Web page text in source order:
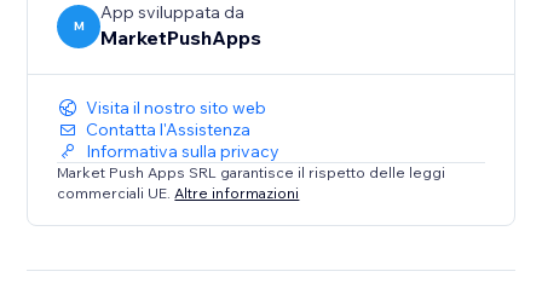
raccomandazioni intelligenti e strategie di bundling
progettate per massimizzare il valore di ogni singola
M
App sviluppata da
MarketPushApps
Visita il nostro sito web
Contatta l'Assistenza
Informativa sulla privacy
Market Push Apps SRL garantisce il rispetto delle leggi
commerciali UE. Altre informazioni